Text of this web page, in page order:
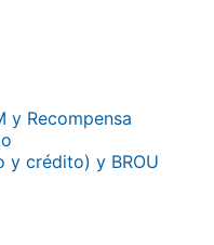
y Recompensa
crédito) y BROU